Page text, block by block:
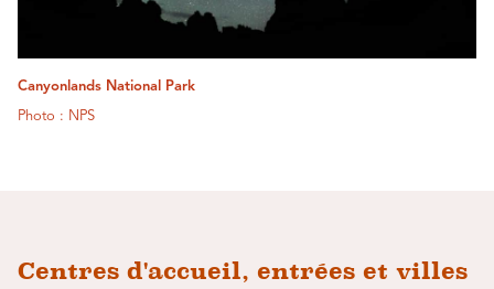
Canyonlands National Park
Photo : NPS
Centres d'accueil, entrées et villes